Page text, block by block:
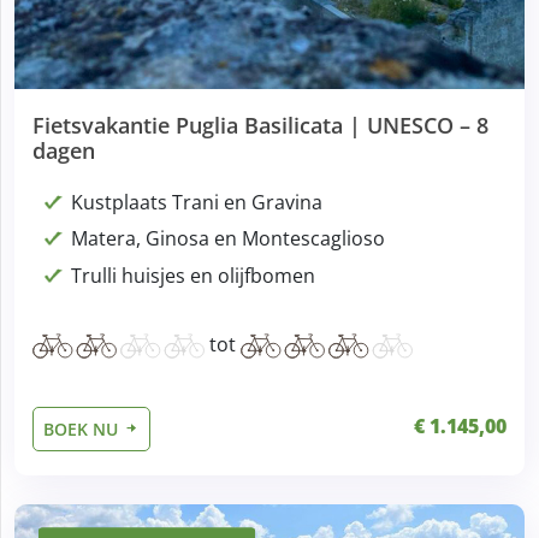
Fietsvakantie Puglia Basilicata | UNESCO – 8
dagen
Kustplaats Trani en Gravina
Matera, Ginosa en Montescaglioso
Trulli huisjes en olijfbomen
tot
BOEK NU € 1.145,00